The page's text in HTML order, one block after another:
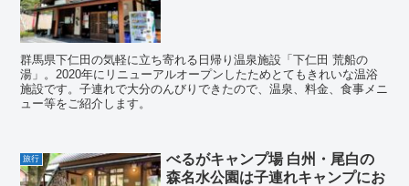
群馬県下仁田の気軽に立ち寄れる日帰り温泉施設「下仁田 荒船の
湯」。2020年にリニューアルオープンしたためとてもきれいな温浴
施設です。子連れで大分のんびりできたので、温泉、料金、食事メニ
ュー等をご紹介します。
旅行
べるがキャンプ場 白州・尾白の
森名水公園は子連れキャンプにお